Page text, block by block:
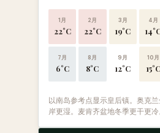
1月
22°C
2月
22°C
3月
19°C
4月
7月
6°C
8月
8°C
9月
12°C
10月
15°C
以南岛参考点显示皇后镇。奥克
岸更湿。麦肯齐盆地冬季更干更冷